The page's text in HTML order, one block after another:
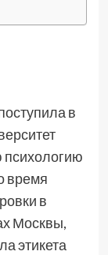
в
психологию
время
в
Москвы,
этикета